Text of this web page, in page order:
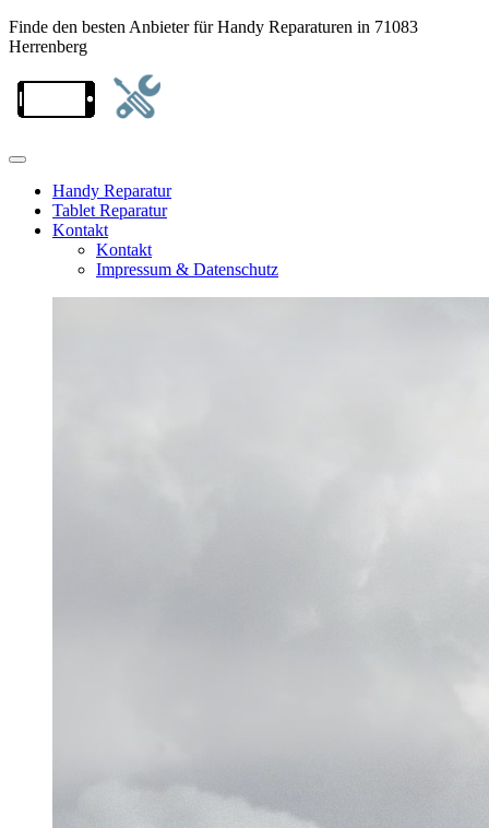
Finde den besten Anbieter für Handy Reparaturen in 71083
Herrenberg
Handy Reparatur
Tablet Reparatur
Kontakt
Kontakt
Impressum & Datenschutz